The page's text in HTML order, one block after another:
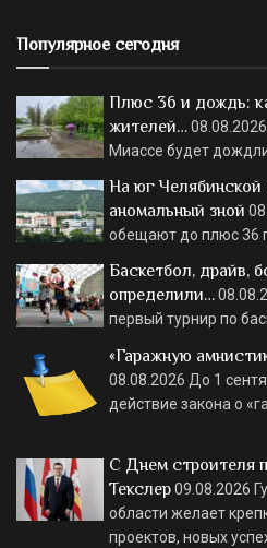
Популярное сегодня
Плюс 36 и дождь:
жителей…08.08.2026
Миассе будет
На юг Челябинской
аномальный зной
обещают до плюс 36
Баскетбол, драйв,
определили…
первый турнир по
«Гаражную
08.08.2026 До 1
действие закона о
С Днем строителя
Текслер09.08.2026
области желает
проектов, новых